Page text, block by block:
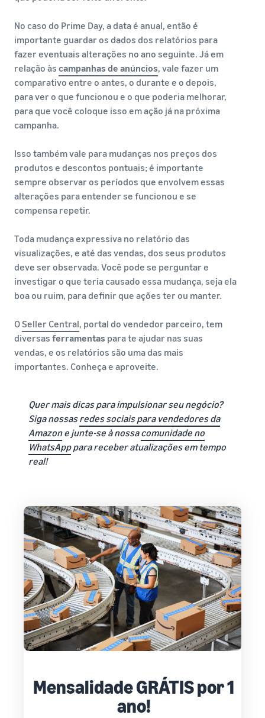
No caso do Prime Day, a data é anual, então é
importante guardar os dados dos relatórios para
fazer eventuais alterações no ano seguinte. Já em
relação às campanhas de anúncios, vale fazer um
comparativo entre o antes, o durante e o depois,
para ver o que funcionou e o que poderia melhorar,
para que você coloque isso em ação já na próxima
campanha.
Isso também vale para mudanças nos preços dos
produtos e descontos pontuais; é importante
sempre observar os períodos que envolvem essas
alterações para entender se funcionou e se
compensa repetir.
Toda mudança expressiva no relatório das
visualizações, e até das vendas, dos seus produtos
deve ser observada. Você pode se perguntar e
investigar o que teria causado essa mudança, seja ela
boa ou ruim, para definir que ações ter ou manter.
O Seller Central, portal do vendedor parceiro, tem
diversas ferramentas para te ajudar nas suas
vendas, e os relatórios são uma das mais
importantes. Conheça e aproveite.
Quer mais dicas para impulsionar seu negócio?
Siga nossasredes sociais para vendedores da
Amazone junte-se à nossacomunidade no
WhatsApppara receber atualizações em tempo
real!
Mensalidade GRÁTIS por 1
ano!